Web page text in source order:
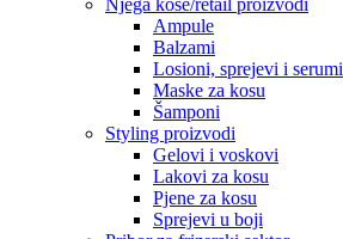
Njega kose/retail proizvodi
Ampule
Balzami
Losioni, sprejevi i serumi
Maske za kosu
Šamponi
Styling proizvodi
Gelovi i voskovi
Lakovi za kosu
Pjene za kosu
Sprejevi u boji